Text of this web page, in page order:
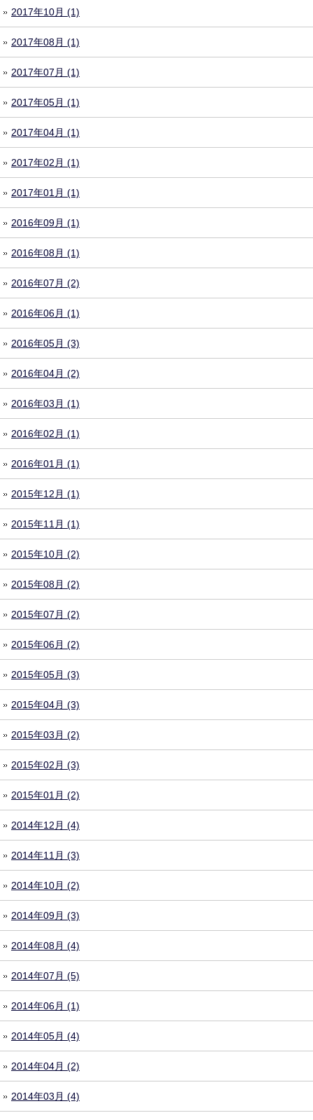
2017年10月 (1)
2017年08月 (1)
2017年07月 (1)
2017年05月 (1)
2017年04月 (1)
2017年02月 (1)
2017年01月 (1)
2016年09月 (1)
2016年08月 (1)
2016年07月 (2)
2016年06月 (1)
2016年05月 (3)
2016年04月 (2)
2016年03月 (1)
2016年02月 (1)
2016年01月 (1)
2015年12月 (1)
2015年11月 (1)
2015年10月 (2)
2015年08月 (2)
2015年07月 (2)
2015年06月 (2)
2015年05月 (3)
2015年04月 (3)
2015年03月 (2)
2015年02月 (3)
2015年01月 (2)
2014年12月 (4)
2014年11月 (3)
2014年10月 (2)
2014年09月 (3)
2014年08月 (4)
2014年07月 (5)
2014年06月 (1)
2014年05月 (4)
2014年04月 (2)
2014年03月 (4)